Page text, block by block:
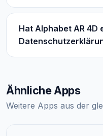
Hat Alphabet AR 4D
Ähnliche Apps
Weitere Apps aus der